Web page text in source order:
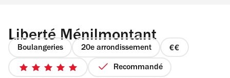
Liberté Ménilmontant
Boulangeries 20e arrondissement
prix
5
Recommandé